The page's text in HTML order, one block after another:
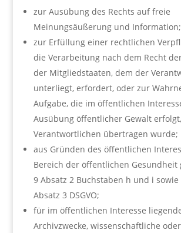
zur Ausübung des Rechts auf freie
Meinungsäußerung und Information;
zur Erfüllung einer rechtlichen
die Verarbeitung nach dem Recht
der Mitgliedstaaten, dem der
unterliegt, erfordert, oder zur
Aufgabe, die im öffentlichen
Ausübung öffentlicher Gewalt
Verantwortlichen übertragen wurde;
aus Gründen des öffentlichen
Bereich der öffentlichen Gesundheit
9 Absatz 2 Buchstaben h und i
Absatz 3 DSGVO;
für im öffentlichen Interesse
Archivzwecke, wissenschaftliche